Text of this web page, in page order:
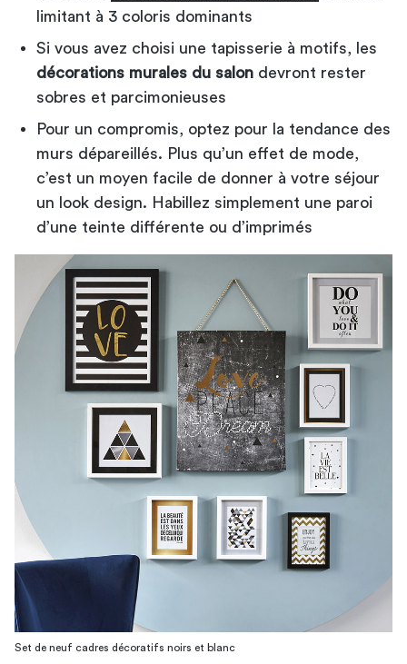
Set de neuf cadres décoratifs noirs et blanc
limitant à 3 coloris dominants
Si vous avez choisi une tapisserie à motifs, les
décorations murales du salon devront rester
sobres et parcimonieuses
Pour un compromis, optez pour la tendance des
murs dépareillés. Plus qu’un effet de mode,
c’est un moyen facile de donner à votre séjour
un look design. Habillez simplement une paroi
d’une teinte différente ou d’imprimés